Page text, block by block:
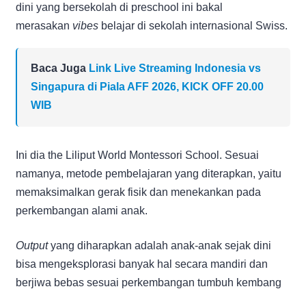
dini yang bersekolah di preschool ini bakal
merasakan vibes belajar di sekolah internasional Swiss.
Baca Juga Link Live Streaming Indonesia vs
Singapura di Piala AFF 2026, KICK OFF 20.00
WIB
Ini dia the Liliput World Montessori School. Sesuai
namanya, metode pembelajaran yang diterapkan, yaitu
memaksimalkan gerak fisik dan menekankan pada
perkembangan alami anak.
Outputyang diharapkan adalah anak-anak sejak dini
bisa mengeksplorasi banyak hal secara mandiri dan
berjiwa bebas sesuai perkembangan tumbuh kembang